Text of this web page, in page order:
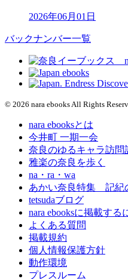
2026年06月01日
バックナンバー一覧
© 2026 nara ebooks All Rights
nara ebooksとは
今井町 一期一会
奈良のゆるキャラ訪問
雅楽の奈良を歩く
na・ra・wa
あかい奈良特集 記紀
tetsudaブログ
nara ebooksに掲載する
よくある質問
掲載規約
個人情報保護方針
動作環境
プレスルーム